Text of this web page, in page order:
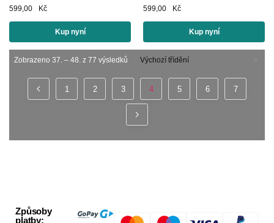
599,00 Kč
Kup nyní
599,00 Kč
Kup nyní
Zobrazeno 37. – 48. z 77 výsledků
1 2 3 4 5 6 7
Způsoby
platby: